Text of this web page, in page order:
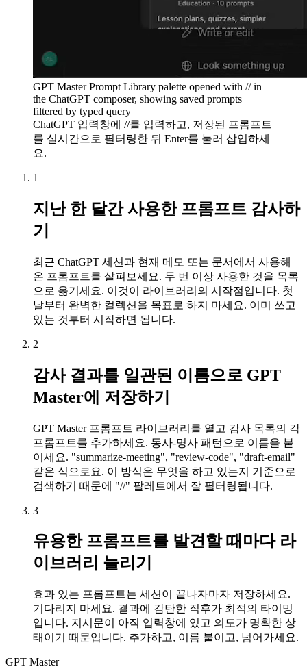
GPT Master Prompt Library palette opened with // in
the ChatGPT composer, showing saved prompts
filtered by typed query
ChatGPT 입력창에 //를 입력하고, 저장된 프롬프트
를 실시간으로 필터링한 뒤 Enter를 눌러 삽입하세
요.
1
지난 한 달간 사용한 프롬프트 감사하
기
최근 ChatGPT 세션과 현재 메모 또는 문서에서 사용해
온 프롬프트를 살펴보세요. 두 번 이상 사용한 것을 목록
으로 옮기세요. 이것이 라이브러리의 시작점입니다. 첫
날부터 완벽한 컬렉션을 목표로 하지 마세요. 이미 쓰고
있는 것부터 시작하면 됩니다.
2
감사 결과를 일관된 이름으로 GPT
Master에 저장하기
GPT Master 프롬프트 라이브러리를 열고 감사 목록의 각
프롬프트를 추가하세요. 동사-명사 패턴으로 이름을 붙
이세요. "summarize-meeting", "review-code", "draft-email"
같은 식으로요. 이 방식은 무엇을 하고 있는지 기준으로
검색하기 때문에 "//" 팔레트에서 잘 필터링됩니다.
3
유용한 프롬프트를 발견할 때마다 라
이브러리 늘리기
효과 있는 프롬프트는 세션이 끝나자마자 저장하세요.
기다리지 마세요. 결과에 감탄한 직후가 최적의 타이밍
입니다. 지시문이 아직 입력창에 있고 의도가 명확한 상
태이기 때문입니다. 추가하고, 이름 붙이고, 넘어가세요.
GPT Master